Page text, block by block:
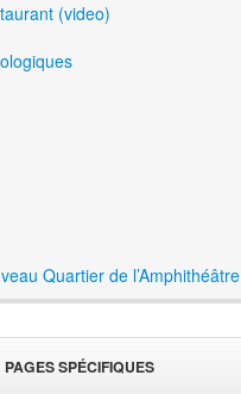
(video)
Quartier de l’Amphithéâtre
PAGES SPÉCIFIQUES